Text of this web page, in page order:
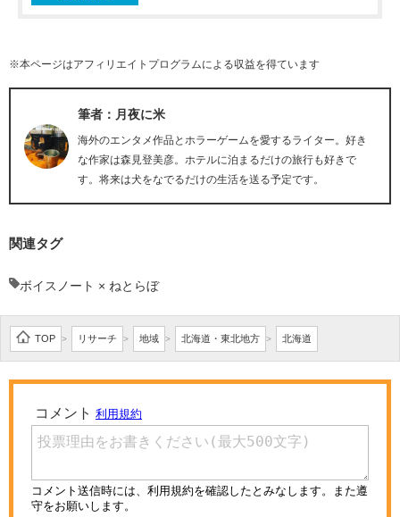
※本ページはアフィリエイトプログラムによる収益を得ています
筆者：月夜に米
海外のエンタメ作品とホラーゲームを愛するライター。好き
な作家は森見登美彦。ホテルに泊まるだけの旅行も好きで
す。将来は犬をなでるだけの生活を送る予定です。
関連タグ
ボイスノート × ねとらぼ
TOP > リサーチ > 地域 > 北海道・東北地方 > 北海道